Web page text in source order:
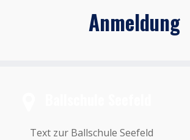
Anmeldung
Text zur Ballschule Seefeld